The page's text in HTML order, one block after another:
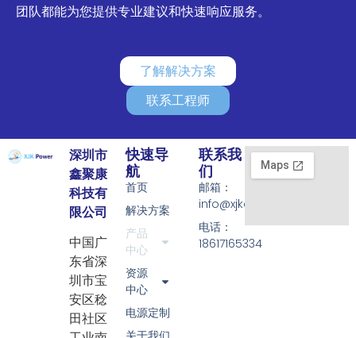
团队都能为您提供专业建议和快速响应服务。
了解解决方案
联系工程师
深圳市
鑫聚康
科技有
限公司
中国广
东省深
圳市宝
安区稔
田社区
快速导
航
首页
解决方案
产品
中心
资源
中心
电源定制
联系我
们
邮箱：
info@xjkadapter.com
电话：
18617165334